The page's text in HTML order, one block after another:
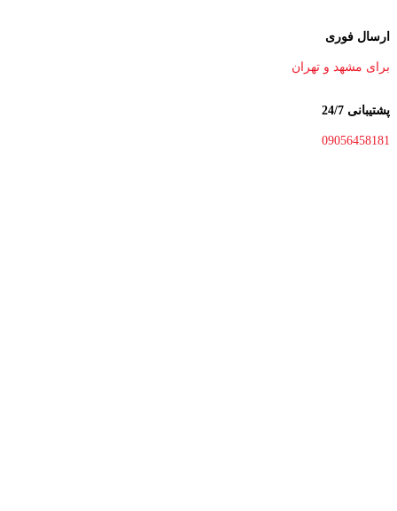
ارسال فوری
برای مشهد و تهران
پشتیبانی 24/7
09056458181